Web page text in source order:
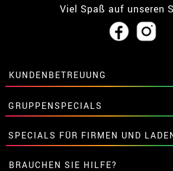
Viel Spaß auf unseren
KUNDENBETREUUNG
• Über uns
• Verkaufskonditionen
• Rechtlicher Hinweisund
• Kundendienst
• Cookie-Verwendung
GRUPPENSPECIALS
Extrarabatte für Gruppen.
Kontaktieren Sie uns hier.
SPECIALS FÜR FIRMEN UND
Extrarabatte für Gruppen.
BRAUCHEN SIE HILFE?